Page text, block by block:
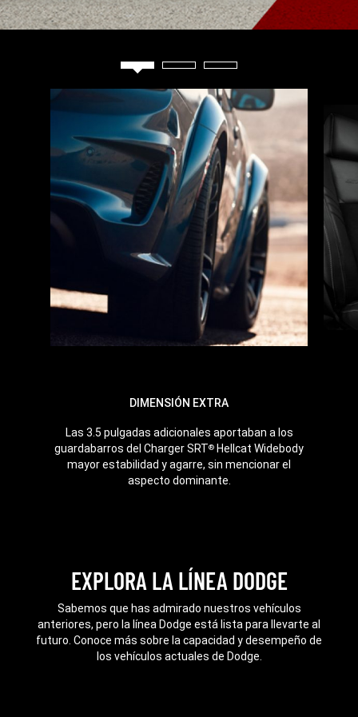
DIMENSIÓN EXTRA
Las 3.5 pulgadas adicionales aportaban a los
guardabarros del Charger SRT® Hellcat Widebody
mayor estabilidad y agarre, sin mencionar el
aspecto dominante.
EXPLORA LA LÍNEA DODGE
Sabemos que has admirado nuestros vehículos
anteriores, pero la línea Dodge está lista para llevarte al
futuro. Conoce más sobre la capacidad y desempeño de
los vehículos actuales de Dodge.